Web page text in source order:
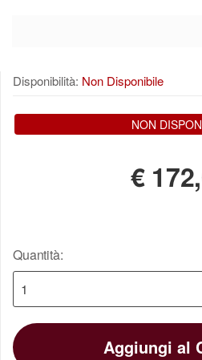
Disponibilità: Non Disponibile
NON
€
Quantità:
Aggiungi al